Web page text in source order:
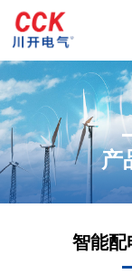
首页
关于我们
ꄵ 企业简介
ꄵ 企业文化
川开观察
产
智能配